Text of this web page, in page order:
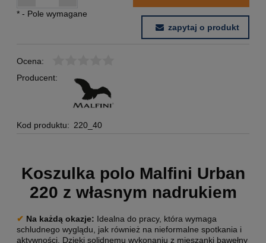
* - Pole wymagane
zapytaj o produkt
Ocena:
Producent:
Kod produktu: 220_40
Koszulka polo Malfini Urban
220 z własnym nadrukiem
✔ Na każdą okazje: Idealna do pracy, która wymaga
schludnego wyglądu, jak również na nieformalne spotkania i
aktywności. Dzięki solidnemu wykonaniu z mieszanki bawełny